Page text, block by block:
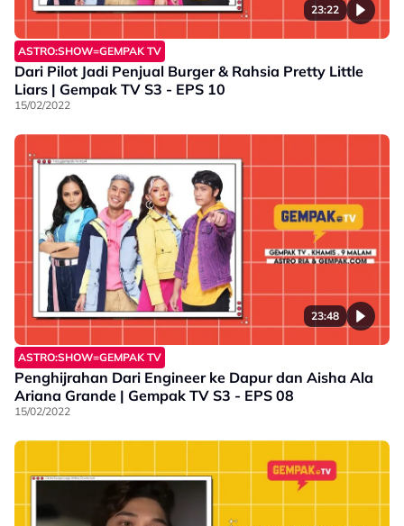
23:22
ASTRO:SHOW=GEMPAK TV
Dari Pilot Jadi Penjual Burger & Rahsia Pretty Little
Liars | Gempak TV S3 - EPS 10
15/02/2022
23:48
ASTRO:SHOW=GEMPAK TV
Penghijrahan Dari Engineer ke Dapur dan Aisha Ala
Ariana Grande | Gempak TV S3 - EPS 08
15/02/2022